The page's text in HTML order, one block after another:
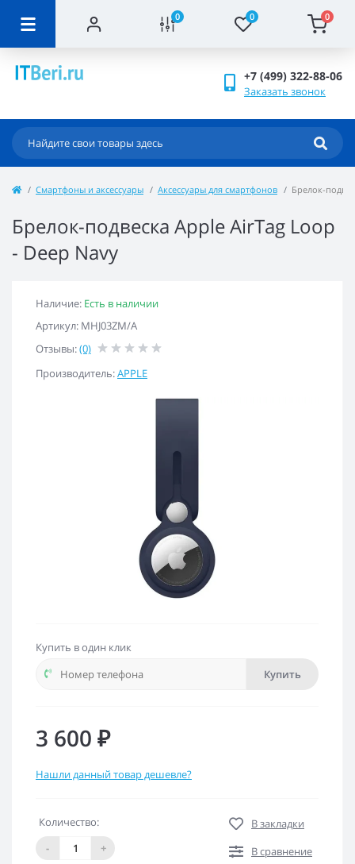
0 0 0
+7 (499) 322-88-06
Заказать звонок
Смартфоны и аксессуары Аксессуары для смартфонов Брелок-
Брелок-подвеска Apple AirTag Loop
- Deep Navy
Наличие: Есть в наличии
Артикул: MHJ03ZM/A
Отзывы:(0)
Производитель:APPLE
Купить в один клик
Купить
3 600 ₽
Нашли данный товар дешевле?
Количество:
-
+
В закладки
В сравнение